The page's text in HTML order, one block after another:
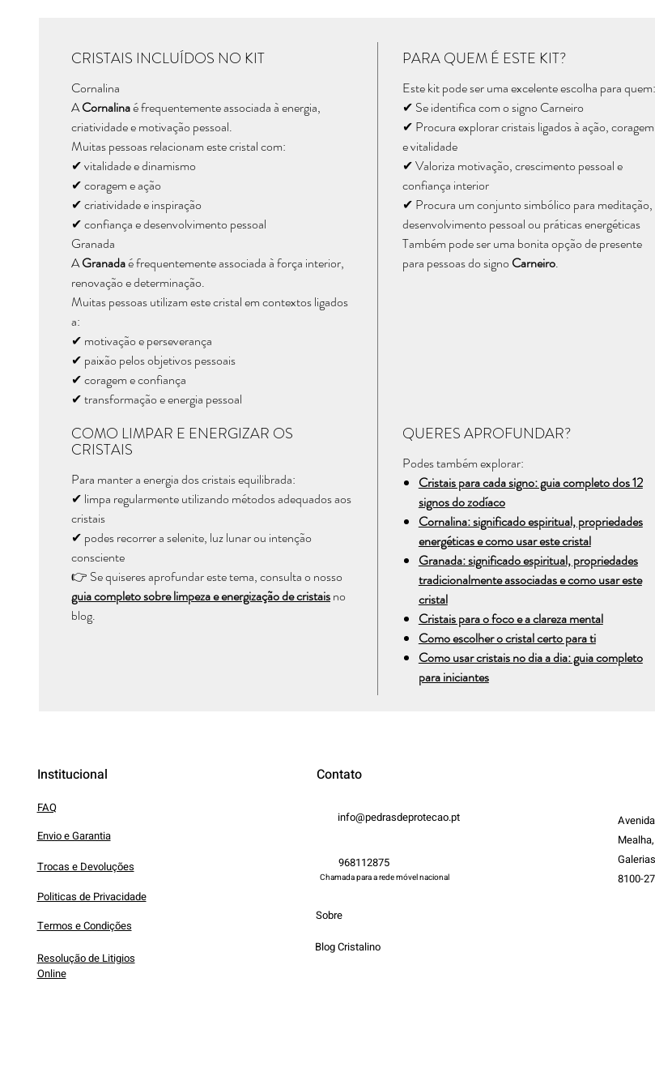
CRISTAIS INCLUÍDOS NO KIT
Cornalina
ACornalinaé frequentemente associada à energia,
criatividade e motivação pessoal.
Muitas pessoas relacionam este cristal com:
✔ vitalidade e dinamismo
✔ coragem e ação
✔ criatividade e inspiração
✔ confiança e desenvolvimento pessoal
Granada
AGranadaé frequentemente associada à força interior,
renovação e determinação.
Muitas pessoas utilizam este cristal em contextos ligados
a:
✔ motivação e perseverança
✔ paixão pelos objetivos pessoais
✔ coragem e confiança
✔ transformação e energia pessoal
PARA QUEM É ESTE KIT?
Este kit pode ser uma excelente escolha para quem:
✔ Se identifica com o signo Carneiro
✔ Procura explorar cristais ligados à ação, coragem
e vitalidade
✔ Valoriza motivação, crescimento pessoal e
confiança interior
✔ Procura um conjunto simbólico para meditação,
desenvolvimento pessoal ou práticas energéticas
Também pode ser uma bonita opção de presente
para pessoas do signo Carneiro.
COMO LIMPAR E ENERGIZAR OS
CRISTAIS
Para manter a energia dos cristais equilibrada:
✔ limpa regularmente utilizando métodos adequados aos
cristais
✔ podes recorrer a selenite, luz lunar ou intenção
consciente
👉 Se quiseres aprofundar este tema, consulta o nosso
guia completo sobre limpeza e energização de cristaisno
blog.
QUERES APROFUNDAR?
Podes também explorar:
Cristais para cada signo: guia completo dos 12
signos do zodíaco
Cornalina: significado espiritual, propriedades
energéticas e como usar este cristal
Granada: significado espiritual, propriedades
tradicionalmente associadas e como usar este
cristal
Cristais para o foco e a clareza mental
Como escolher o cristal certo para ti
Como usar cristais no dia a dia: guia completo
para iniciantes
Institucional
FAQ
Envio e Garantia
Trocas e Devoluções
Politicas de Privacidade
Termos e Condições
Resolução de Litigios
Online
Contato
info@pedrasdeprotecao.pt
968112875
Chamada para a rede móvel nacional
Sobre
Blog Cristalino
Mealha,
8100-